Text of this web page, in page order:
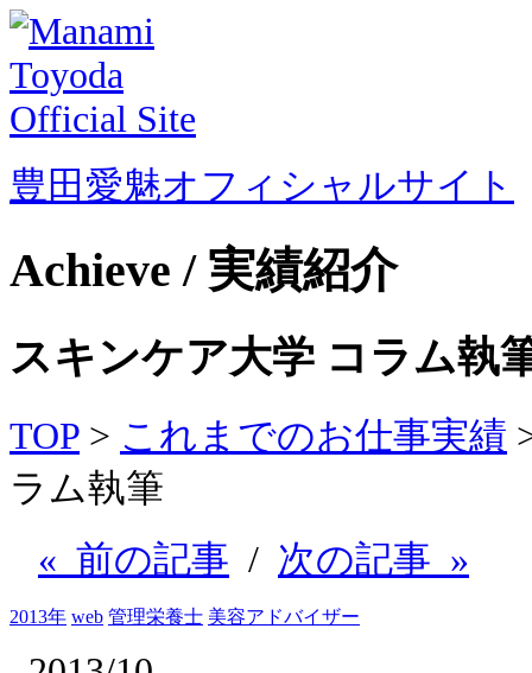
豊田愛魅オフィシャルサイト
Achieve / 実績紹介
スキンケア大学 コラム執
TOP > これまでのお仕事実績
ラム執筆
« 前の記事 / 次の記事 »
2013年 web 管理栄養士 美容アドバイザー